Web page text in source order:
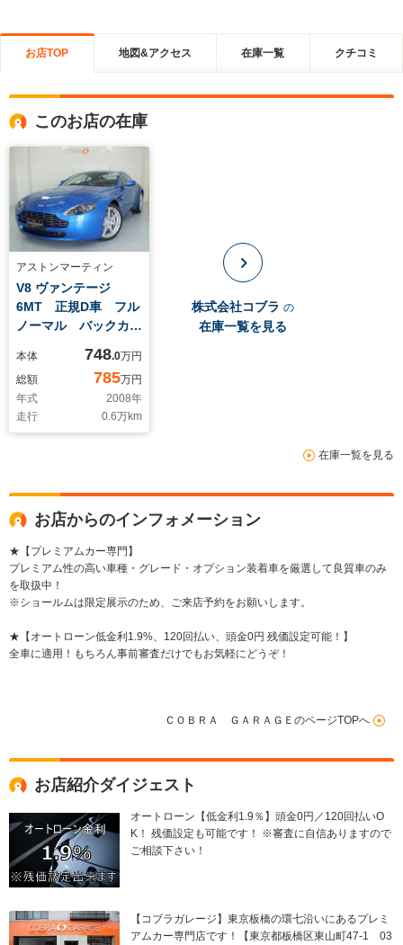
お店TOP 地図&アクセス 在庫一覧 クチコミ
このお店の在庫
アストンマーティン
V8 ヴァンテージ
6MT 正規D車 フル
ノーマル バックカメ
本体 748.0万円
総額
785万円
年式
2008年
走行
0.6万km
株式会社コブラ の
在庫一覧を見る
在庫一覧を見る
お店からのインフォメーション
★【プレミアムカー専門】
プレミアム性の高い車種・グレード・オプション装着車を厳選して良質車のみ
を取扱中！
※ショールムは限定展示のため、ご来店予約をお願いします。
★【オートローン低金利1.9%、120回払い、頭金0円 残価設定可能！】
全車に適用！もちろん事前審査だけでもお気軽にどうぞ！
ＣＯＢＲＡ ＧＡＲＡＧＥのページTOPへ
お店紹介ダイジェスト
オートローン【低金利1.9％】頭金0円／120回払いO
K！ 残価設定も可能です！ ※審査に自信ありますので
ご相談下さい！
【コブラガレージ】東京板橋の環七沿いにあるプレミ
アムカー専門店です！【東京都板橋区東山町47-1 03